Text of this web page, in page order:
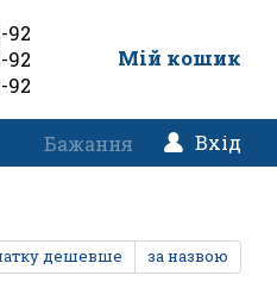
92
92
92
Мій кошик
Бажання Вхід
дешевше за назвою